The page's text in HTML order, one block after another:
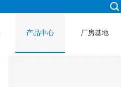
产品中心 厂房基地